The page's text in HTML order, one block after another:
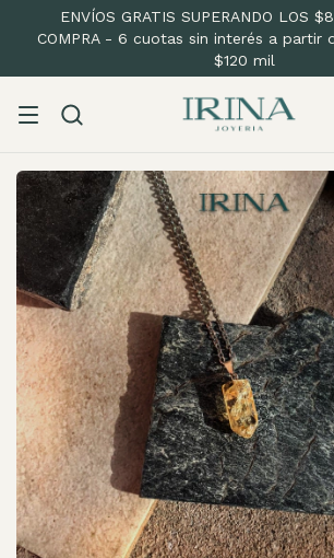
ENVÍOS GRATIS SUPERANDO LOS
COMPRA - 6 cuotas sin interés a partir
$120 mil